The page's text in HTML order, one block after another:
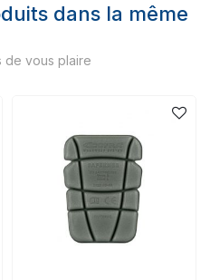
dans la même
de vous plaire